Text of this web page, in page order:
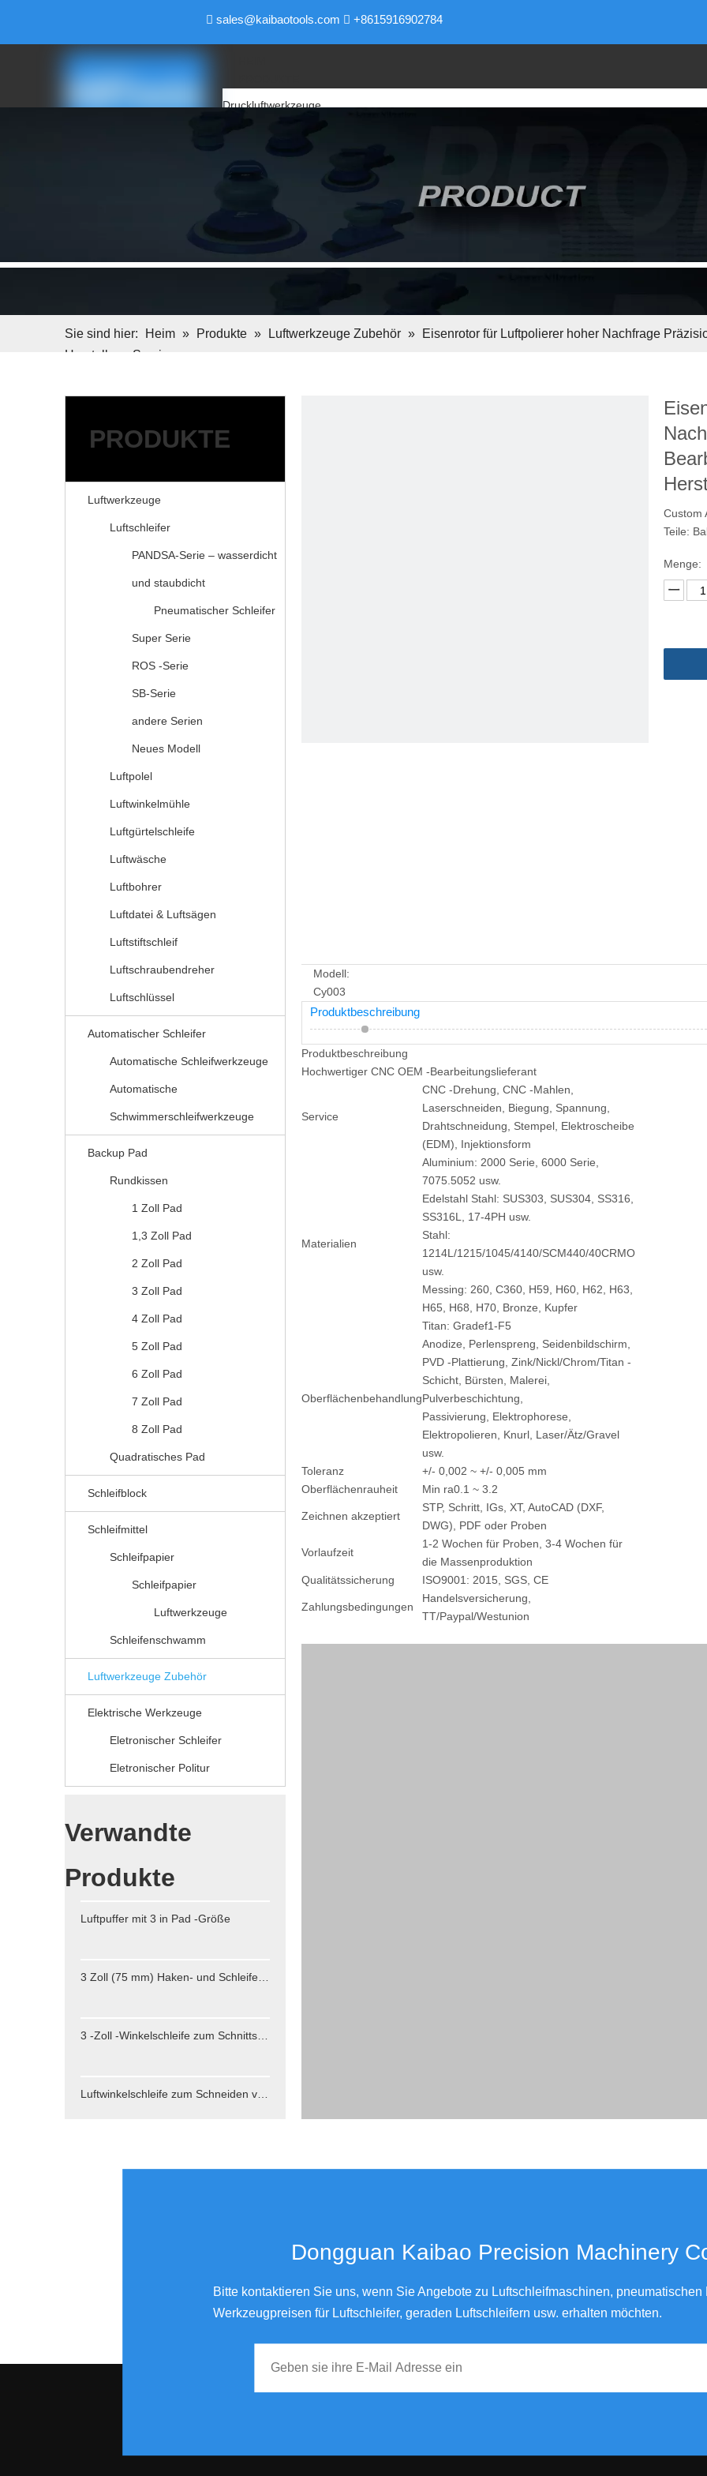
 sales@kaibaotools.com  +8615916902784
Druckluftwerkzeuge
Luftbandschleifer
Luftschleifer
Luftbohrer
Air Pencil Grinder
Luftfeile & Luftsägen
Luftschraubendreher
Elektrische Werkzeuge
Schleifblock
Service
Herunterladen
Sie sind hier: Heim » Produkte » Luftwerkzeuge Zubehör »
Eisenrotor für Luftpolierer hoher Nachfrage
Herstellung Services
PRODUKTE
Luftwerkzeuge
Luftschleifer
PANDSA-Serie – wasserdicht
und staubdicht
Pneumatischer Schleifer
Super Serie
ROS -Serie
SB-Serie
andere Serien
Neues Modell
Luftpolel
Luftwinkelmühle
Luftgürtelschleife
Luftwäsche
Luftbohrer
Luftdatei & Luftsägen
Luftstiftschleif
Luftschraubendreher
Luftschlüssel
Automatischer Schleifer
Automatische Schleifwerkzeuge
Automatische
Schwimmerschleifwerkzeuge
Backup Pad
Rundkissen
1 Zoll Pad
1,3 Zoll Pad
2 Zoll Pad
3 Zoll Pad
4 Zoll Pad
5 Zoll Pad
6 Zoll Pad
7 Zoll Pad
8 Zoll Pad
Quadratisches Pad
Schleifblock
Schleifmittel
Schleifpapier
Schleifpapier
Luftwerkzeuge
Schleifenschwamm
Luftwerkzeuge Zubehör
Elektrische Werkzeuge
Eletronischer Schleifer
Eletronischer Politur
Verwandte
Produkte
Luftpuffer mit 3 in Pad -Größe
Custom
Teile:
Menge:
Modell:
Cy003
Produktbeschreibung
Produktbeschreibung
Hochwertiger CNC OEM -Bearbeitungslieferant
Service
CNC -Drehung, CNC -Mahlen,
Laserschneiden, Biegung, Spannung,
Drahtschneidung, Stempel, Elektroscheibe
(EDM), Injektionsform
Materialien
Aluminium: 2000 Serie, 6000 Serie,
7075.5052 usw.
Edelstahl Stahl: SUS303, SUS304, SS316,
SS316L, 17-4PH usw.
Stahl:
1214L/1215/1045/4140/SCM440/40CRMO
usw.
Messing: 260, C360, H59, H60, H62, H63,
H65, H68, H70, Bronze, Kupfer
Titan: Gradef1-F5
Oberflächenbehandlung
Anodize, Perlenspreng, Seidenbildschirm,
PVD -Plattierung, Zink/Nickl/Chrom/Titan -
Schicht, Bürsten, Malerei,
Pulverbeschichtung,
Passivierung, Elektrophorese,
Elektropolieren, Knurl, Laser/Ätz/Gravel
usw.
Toleranz
+/- 0,002 ~ +/- 0,005 mm
Oberflächenrauheit
Min ra0.1 ~ 3.2
Zeichnen akzeptiert
STP, Schritt, IGs, XT, AutoCAD (DXF,
DWG), PDF oder Proben
Vorlaufzeit
1-2 Wochen für Proben, 3-4 Wochen für
die Massenproduktion
Qualitätssicherung
ISO9001: 2015, SGS, CE
Zahlungsbedingungen
Handelsversicherung,
TT/Paypal/Westunion
Dongguan Kaibao Precision Machinery
Bitte kontaktieren Sie uns, wenn Sie Angebote zu Luftschleifmaschinen, pneumatischen
Werkzeugpreisen für Luftschleifer, geraden Luftschleifern usw. erhalten möchten.